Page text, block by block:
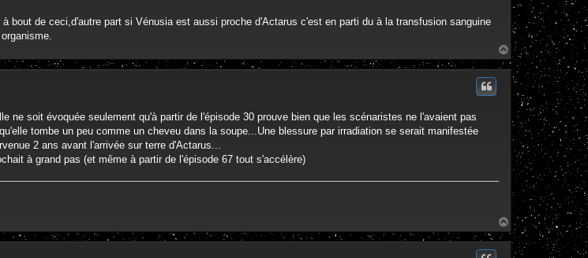
bout de ceci,d'autre part si Vénusia est aussi proche d'Actarus c'est en parti du à la transfusion sanguine
H
a
u
ne soit évoquée seulement qu'à partir de l'épisode 30 prouve bien que les scénaristes ne l'avaient pas
tombe un peu comme un cheveu dans la soupe...Une blessure par irradiation se serait manifestée
2 ans avant l'arrivée sur terre d'Actarus...
à grand pas (et même à partir de l'épisode 67 tout s'accélère)
H
a
u